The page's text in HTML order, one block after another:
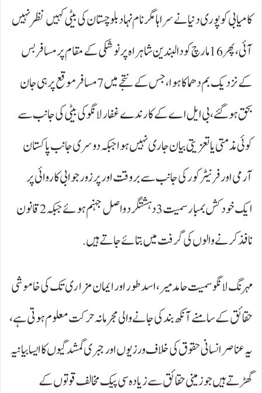
کامیابی کو پوری دنیا نے سراہا مگر نام نہاد بلوچستان کی بیٹی کہیں نظر نہیں
آئی، پھر 16 مارچ کو دالبندین شاہراہ پر نوشکی کے مقام پر مسافر بس
کے نزدیک بم دھماکا ہوا، جس کے نتجے میں 7 مسافر موقع پر ہی جان
بحق ہوگئے، بی ایل اے کے کارندے غفار لانگو کی بیٹی کی جانب سے
کوئی مذمتی یا تعزیتی بیان جاری نہیں ہوا جبکہ دوسری جانب پاکستان
آرمی اور فرنیٹر کور کی جانب سے بروقت اور پرزور جوابی کاروائی پر
ایک خودکش بمبار سمیت 3 دہشتگرد واصل جہنم ہوئے جبکہ 2 قانون
نافذ کرنے والوں کی گرفت میں بتائے جاتے ہیں.
مہرنگ لانگو سمیت حامد میر، اسد طور اور ایمان مزاری تک کی خاموشی
حقائق کے سامنے آنکھ بند کی جانے والی مجرمانہ حرکت معلوم ہوتی ہے،
یہ عناصر انسانی حقوق کی خلاف ورزیوں اور جبری گمشدگیوں کا ایسا بیانیہ
گھڑتے ہیں جو زمینی حقائق سے زیادہ سی پیک مخالف قوتوں کے